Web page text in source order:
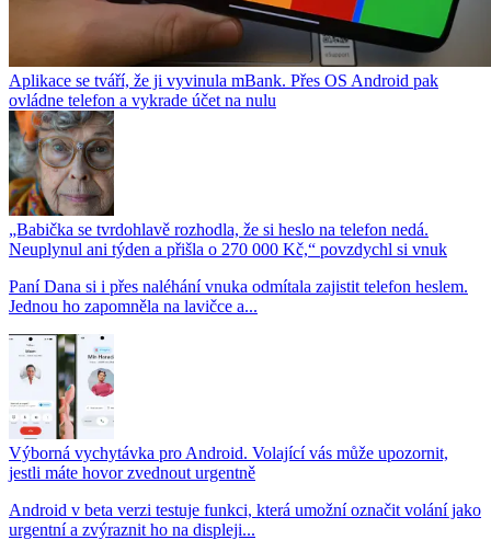
Aplikace se tváří, že ji vyvinula mBank. Přes OS Android pak
ovládne telefon a vykrade účet na nulu
„Babička se tvrdohlavě rozhodla, že si heslo na telefon nedá.
Neuplynul ani týden a přišla o 270 000 Kč,“ povzdychl si vnuk
Paní Dana si i přes naléhání vnuka odmítala zajistit telefon heslem.
Jednou ho zapomněla na lavičce a...
Výborná vychytávka pro Android. Volající vás může upozornit,
jestli máte hovor zvednout urgentně
Android v beta verzi testuje funkci, která umožní označit volání jako
urgentní a zvýraznit ho na displeji...